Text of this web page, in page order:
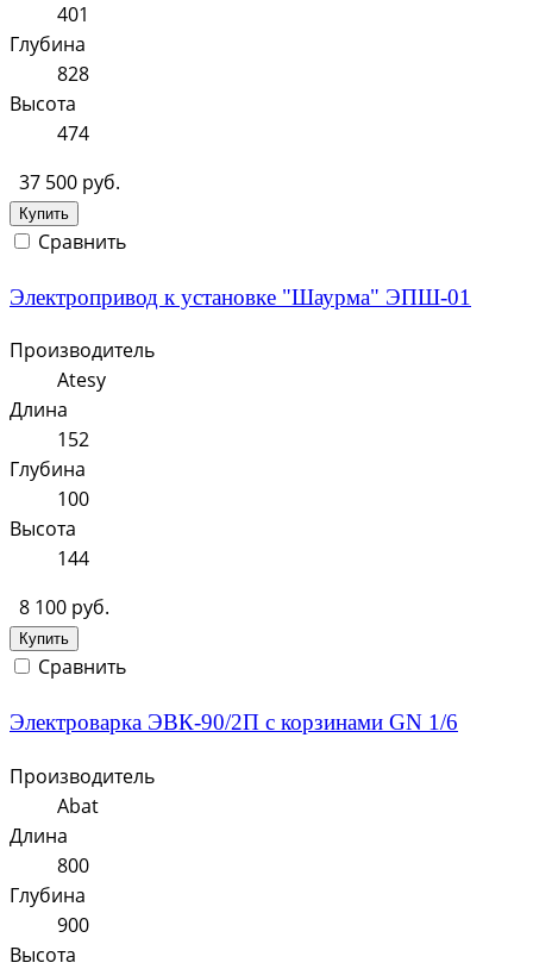
401
Глубина
828
Высота
474
37 500 руб.
Купить
Сравнить
Электропривод к установке "Шаурма" ЭПШ-01
Производитель
Atesy
Длина
152
Глубина
100
Высота
144
8 100 руб.
Купить
Сравнить
Электроварка ЭВК-90/2П с корзинами GN 1/6
Производитель
Abat
Длина
800
Глубина
900
Высота